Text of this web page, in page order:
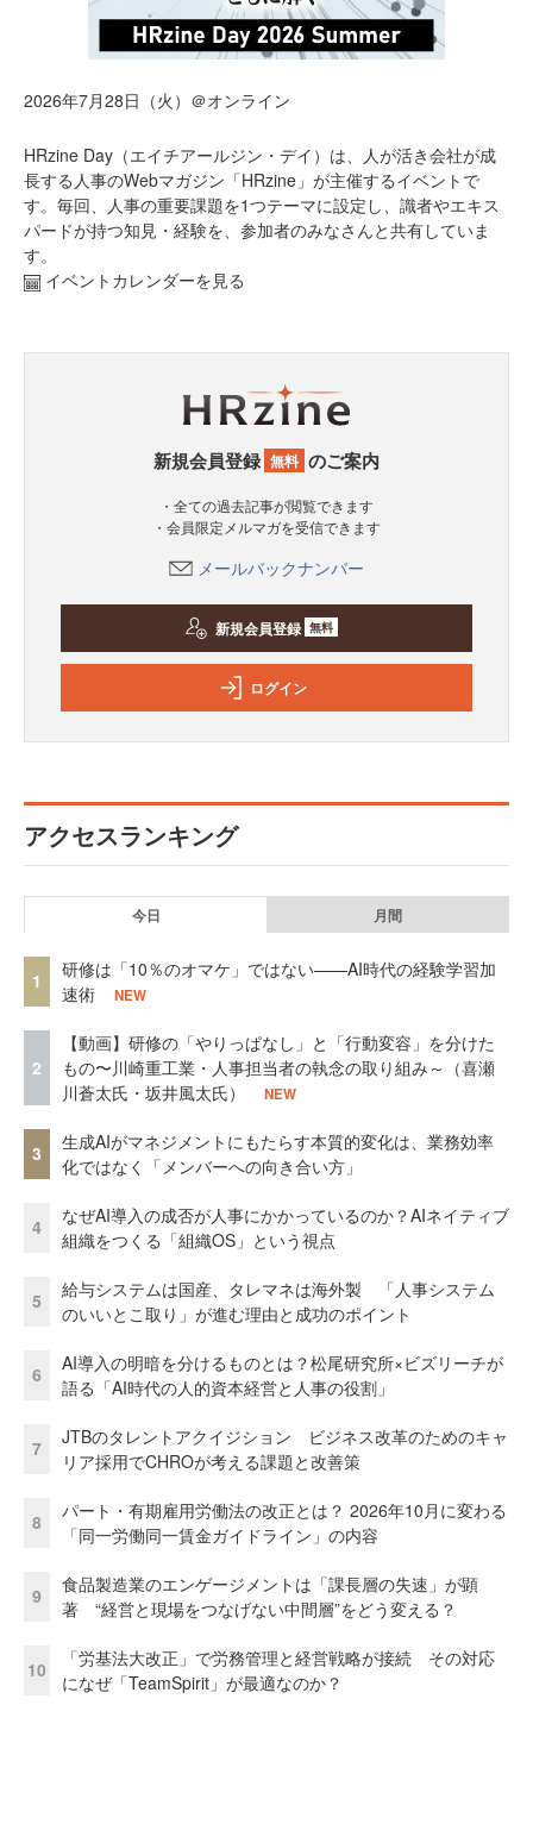
2026年7月28日（火）＠オンライン
HRzine Day（エイチアールジン・デイ）は、人が活き会社が成
長する人事のWebマガジン「HRzine」が主催するイベントで
す。毎回、人事の重要課題を1つテーマに設定し、識者やエキス
パードが持つ知見・経験を、参加者のみなさんと共有していま
す。
イベントカレンダーを見る
新規会員登録 無料 のご案内
・全ての過去記事が閲覧できます
・会員限定メルマガを受信できます
メールバックナンバー
新規会員登録 無料
ログイン
アクセスランキング
今日 月間
1
研修は「10％のオマケ」ではない——AI時代の経験学習加
速術
NEW
2
【動画】研修の「やりっぱなし」と「行動変容」を分けた
もの〜川崎重工業・人事担当者の執念の取り組み～（喜瀬
川蒼太氏・坂井風太氏）
NEW
3
生成AIがマネジメントにもたらす本質的変化は、業務効率
化ではなく「メンバーへの向き合い方」
4
なぜAI導入の成否が人事にかかっているのか？AIネイティブ
組織をつくる「組織OS」という視点
5
給与システムは国産、タレマネは海外製 「人事システム
のいいとこ取り」が進む理由と成功のポイント
6
AI導入の明暗を分けるものとは？松尾研究所×ビズリーチが
語る「AI時代の人的資本経営と人事の役割」
7
JTBのタレントアクイジション ビジネス改革のためのキャ
リア採用でCHROが考える課題と改善策
8
パート・有期雇用労働法の改正とは？ 2026年10月に変わる
「同一労働同一賃金ガイドライン」の内容
9
食品製造業のエンゲージメントは「課長層の失速」が顕
著 “経営と現場をつなげない中間層”をどう変える？
10
「労基法大改正」で労務管理と経営戦略が接続 その対応
になぜ「TeamSpirit」が最適なのか？